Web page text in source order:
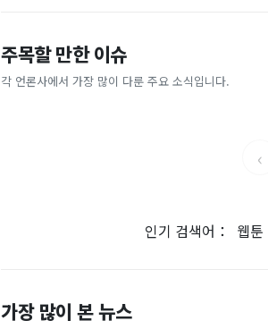
주목할 만한 이슈
각 언론사에서 가장 많이 다룬 주요 소식입니다.
홈플러스, 2000억원으로 '시간'을 샀다
비즈워치
[날씨] 오늘 밤 또 내린다...내륙 중심 최대 150mm
‹
인기 검색어： 웹툰
가장 많이 본 뉴스